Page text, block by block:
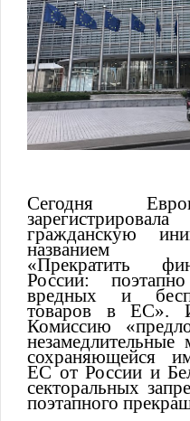
Сегодня
гражданскую
названием
«Прекратить
России:
вредных и
товаров в ЕС».
Комиссию
сохраняющейся
ЕС от России и
секторальных
поэтапного